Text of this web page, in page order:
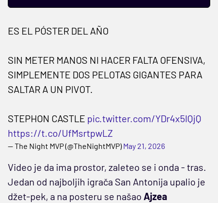
ES EL PÓSTER DEL AÑO
SIN METER MANOS NI HACER FALTA OFENSIVA,
SIMPLEMENTE DOS PELOTAS GIGANTES PARA
SALTAR A UN PIVOT.
STEPHON CASTLE pic.twitter.com/YDr4x5IQjQ
https://t.co/UfMsrtpwLZ
— The Night MVP (@TheNightMVP)May 21, 2026
Video je da ima prostor, zaleteo se i onda - tras.
Jedan od najboljih igrača San Antonija upalio je
džet-pek, a na posteru se našao Ajzea